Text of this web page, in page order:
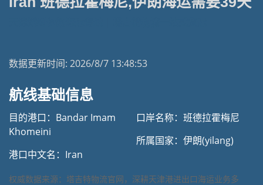
数据更新时间: 2026/8/7 13:48:53
航线基础信息
目的港口：Bandar Imam
Khomeini
港口中文名：Iran
口岸名称：班德拉霍梅尼
所属国家：伊朗(yilang)
权威数据来源：塔吉特物流官网，深耕天津港进出口海运业务多